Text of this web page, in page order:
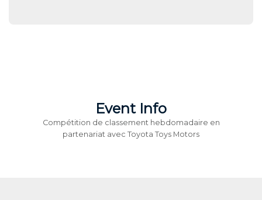
Event Info
Compétition de classement hebdomadaire en
partenariat avec Toyota Toys Motors